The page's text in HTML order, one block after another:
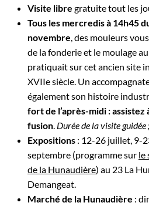
Visite libre gratuite tout les
Tous les mercredis à 14h45
novembre, des mouleurs
de la fonderie et le moulage au
pratiquait sur cet ancien site
XVIIe siècle. Un
également son histoire
fort de l’après-midi : assistez
fusion. Durée de la visite guidée
Expositions : 12-26 juillet, 9-
septembre (programme sur le
de la Hunaudière) au 23 La
Demangeat.
Marché de la Hunaudière :